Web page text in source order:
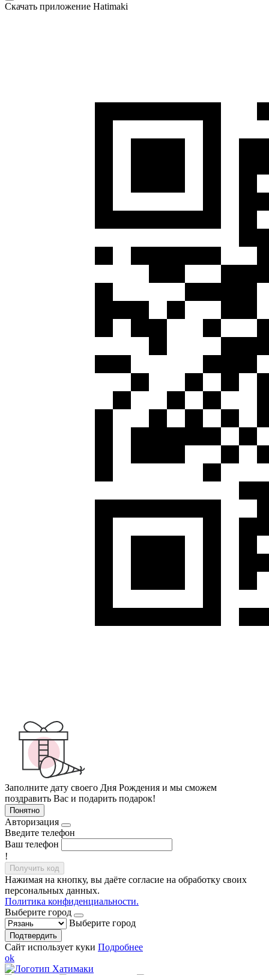
Скачать приложение Hatimaki
Заполните дату своего Дня Рождения и мы сможем
поздравить Вас и подарить подарок!
Понятно
Авторизация
Введите телефон
Ваш телефон
!
Получить код
Нажимая на кнопку, вы даёте согласие на обработку своих
персональных данных.
Политика конфиденциальности.
Выберите город
Выберите город
Подтвердить
Сайт использует куки Подробнее
ok